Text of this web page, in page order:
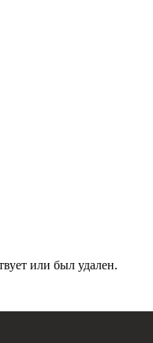
или был удален.